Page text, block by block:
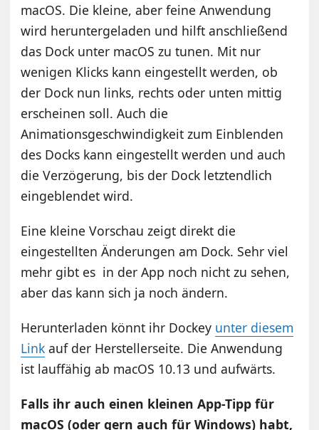
macOS. Die kleine, aber feine Anwendung
wird heruntergeladen und hilft anschließend
das Dock unter macOS zu tunen. Mit nur
wenigen Klicks kann eingestellt werden, ob
der Dock nun links, rechts oder unten mittig
erscheinen soll. Auch die
Animationsgeschwindigkeit zum Einblenden
des Docks kann eingestellt werden und auch
die Verzögerung, bis der Dock letztendlich
eingeblendet wird.
Eine kleine Vorschau zeigt direkt die
eingestellten Änderungen am Dock. Sehr viel
mehr gibt es in der App noch nicht zu sehen,
aber das kann sich ja noch ändern.
Herunterladen könnt ihr Dockey unter diesem
Link auf der Herstellerseite. Die Anwendung
ist lauffähig ab macOS 10.13 und aufwärts.
Falls ihr auch einen kleinen App-Tipp für
macOS (oder gern auch für Windows) habt,